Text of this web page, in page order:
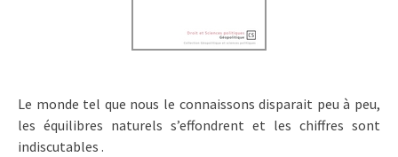
Le monde tel que nous le connaissons disparait peu à peu,
les équilibres naturels s’effondrent et les chiffres sont
indiscutables .